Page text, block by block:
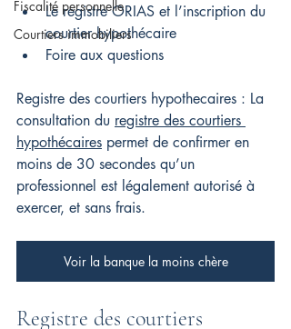
Fiscalité personnelle
Courtiers immobiliers
Le registre ORIAS et l’inscription du
courtier hypothécaire
Foire aux questions
Registre des courtiers hypothecaires : La
consultation du registre des courtiers
hypothécaires permet de confirmer en
moins de 30 secondes qu’un
professionnel est légalement autorisé à
exercer, et sans frais.
Voir la banque la moins chère
Registre des courtiers